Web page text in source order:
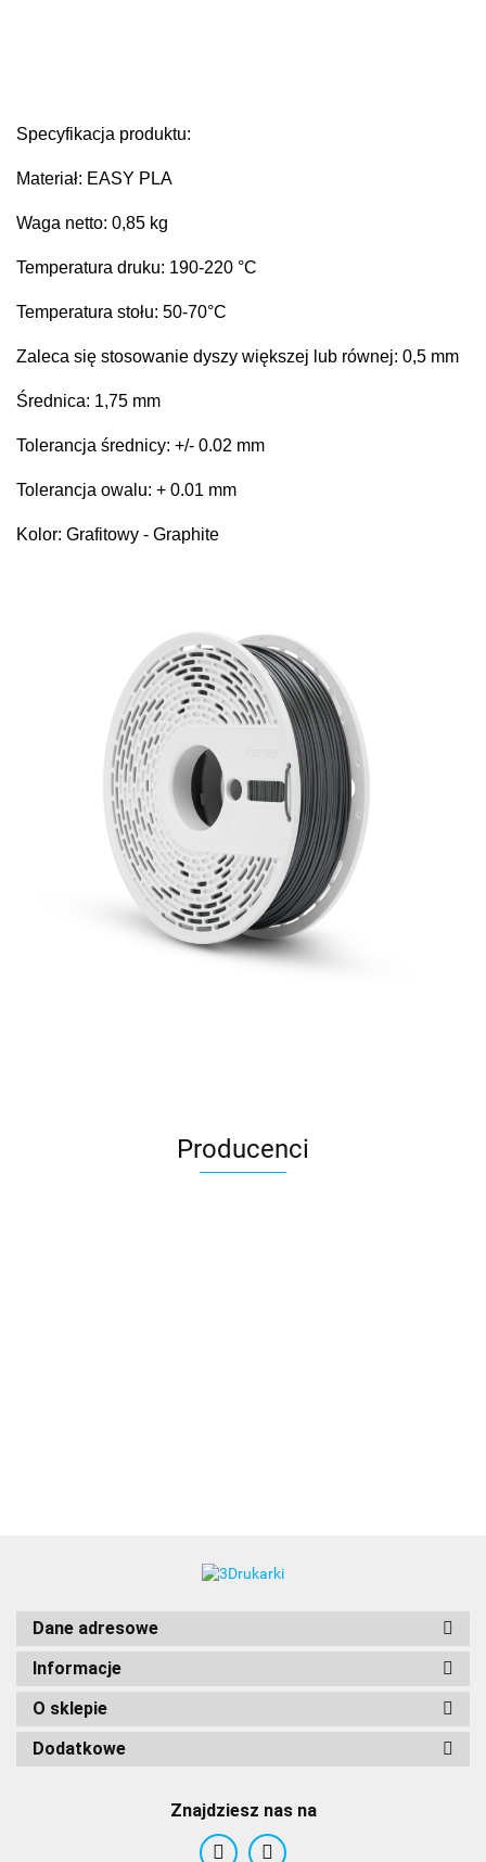
Specyfikacja produktu:
Materiał: EASY PLA
Waga netto: 0,85 kg
Temperatura druku: 190-220 °C
Temperatura stołu: 50-70°C
Zaleca się stosowanie dyszy większej lub równej: 0,5 mm
Średnica: 1,75 mm
Tolerancja średnicy: +/- 0.02 mm
Tolerancja owalu: + 0.01 mm
Kolor: Grafitowy - Graphite
Producenci
Dane adresowe
Informacje
O sklepie
Dodatkowe
Znajdziesz nas na